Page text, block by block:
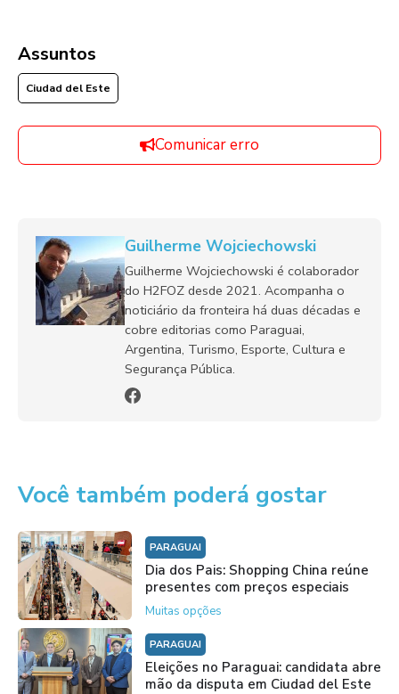
Assuntos
Ciudad del Este
Comunicar erro
Guilherme Wojciechowski
Guilherme Wojciechowski é colaborador
do H2FOZ desde 2021. Acompanha o
noticiário da fronteira há duas décadas e
cobre editorias como Paraguai,
Argentina, Turismo, Esporte, Cultura e
Segurança Pública.
Você também poderá gostar
PARAGUAI
Dia dos Pais: Shopping China reúne
presentes com preços especiais
Muitas opções
PARAGUAI
Eleições no Paraguai: candidata abre
mão da disputa em Ciudad del Este